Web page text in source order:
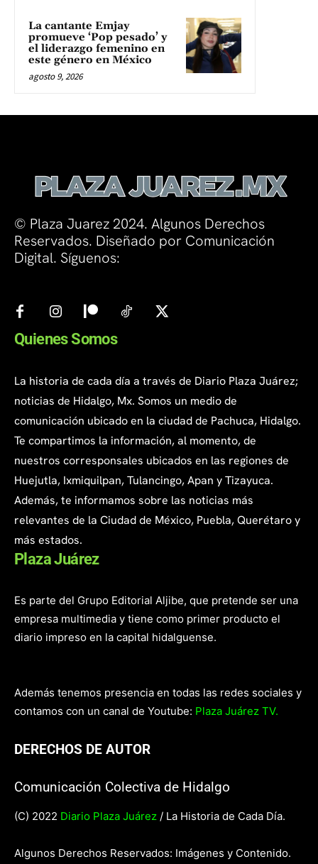
La cantante Emjay
promueve ‘Pop pesado’ y
el liderazgo femenino en
este género en México
agosto 9, 2026
© Plaza Juarez 2024. Algunos Derechos
Reservados. Diseñado por Comunicación
Digital. Síguenos:
Quienes Somos
La historia de cada día a través de Diario Plaza Juárez;
noticias de Hidalgo, Mx. Somos un medio de
comunicación ubicado en la ciudad de Pachuca, Hidalgo.
Te compartimos la información, al momento, de
nuestros corresponsales ubicados en las regiones de
Huejutla, Ixmiquilpan, Tulancingo, Apan y Tizayuca.
Además, te informamos sobre las noticias más
relevantes de la Ciudad de México, Puebla, Querétaro y
más estados.
Plaza Juárez
Es parte del Grupo Editorial Aljibe, que pretende ser una
empresa multimedia y tiene como primer producto el
diario impreso en la capital hidalguense.
Además tenemos presencia en todas las redes sociales y
contamos con un canal de Youtube: Plaza Juárez TV.
DERECHOS DE AUTOR
Comunicación Colectiva de Hidalgo
(C) 2022 Diario Plaza Juárez / La Historia de Cada Día.
Algunos Derechos Reservados: Imágenes y Contenido.